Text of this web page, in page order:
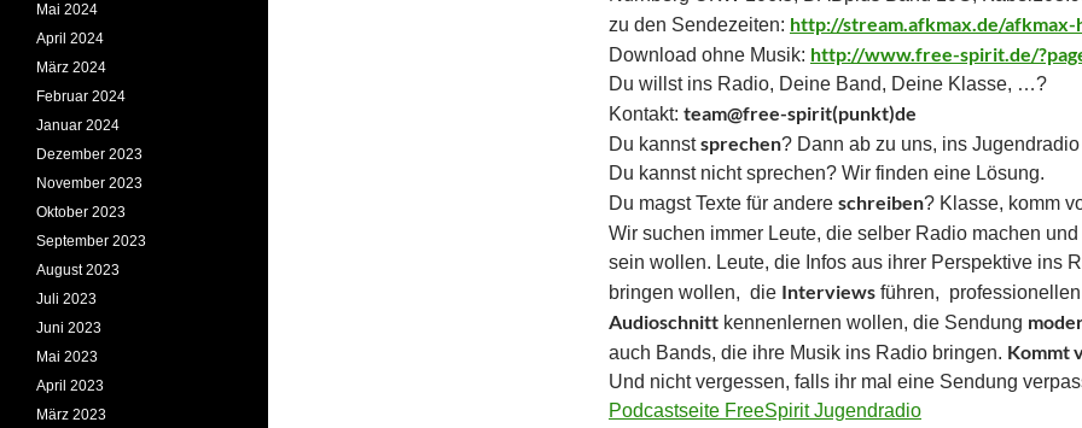
zu den Sendezeiten: http://stream.afkmax.de/afkmax-
Download ohne Musik: http://www.free-spirit.de/
Du willst ins Radio, Deine Band, Deine Klasse, …?
Kontakt: team@free-spirit(punkt)de
Du kannstsprechen? Dann ab zu uns, ins
Du kannst nicht sprechen? Wir finden eine Lösung.
Du magst Texte für andere schreiben? Klasse, komm
Wir suchen immer Leute, die selber Radio machen und
sein wollen. Leute, die Infos aus ihrer Perspektive ins
bringen wollen, die Interviews führen, professionellen
Audioschnitt kennenlernen wollen, die Sendung
auch Bands, die ihre Musik ins Radio bringen. Kommt
Und nicht vergessen, falls ihr mal eine Sendung
Podcastseite FreeSpirit Jugendradio
Mai 2024
April 2024
März 2024
Februar 2024
Januar 2024
Dezember 2023
November 2023
Oktober 2023
September 2023
August 2023
Juli 2023
Juni 2023
Mai 2023
April 2023
März 2023